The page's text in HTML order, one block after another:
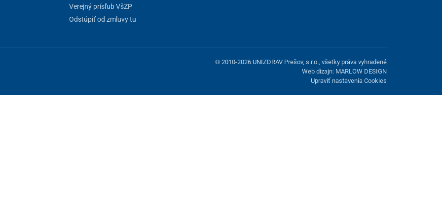
Verejný prísľub VšZP
Odstúpiť od zmluvy tu
© 2010-2026 UNIZDRAV Prešov, s.r.o., všetky práva vyhradené
Web dizajn: MARLOW DESIGN
Upraviť nastavenia Cookies